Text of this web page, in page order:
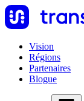
Vision
Régions
Partenaires
Blogue